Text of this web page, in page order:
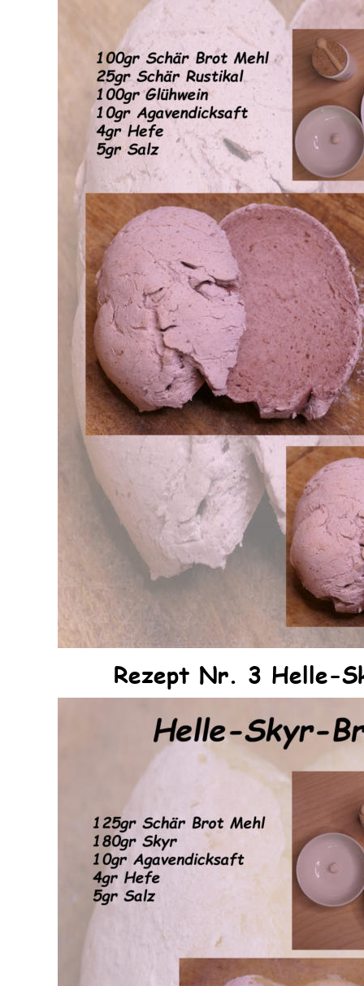
Rezept Nr. 3 Helle-